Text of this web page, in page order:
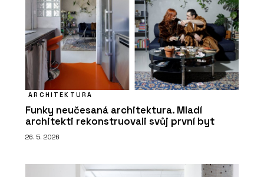
ARCHITEKTURA
Funky neučesaná architektura. Mladí
architekti rekonstruovali svůj první byt
26. 5. 2026